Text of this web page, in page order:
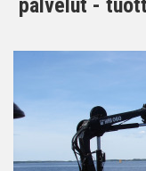
palvelut -